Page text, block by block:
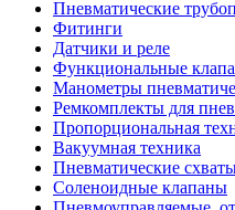
Пневматические
Фитинги
Датчики и реле
Функциональные
Манометры
Ремкомплекты для
Пропорциональная
Вакуумная техника
Пневматические
Соленоидные клапаны